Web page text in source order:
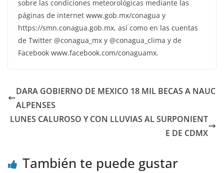
sobre las condiciones meteorológicas mediante las
páginas de internet www.gob.mx/conagua y
https://smn.conagua.gob.mx, así como en las cuentas
de Twitter @conagua_mx y @conagua_clima y de
Facebook www.facebook.com/conaguamx.
DARA GOBIERNO DE MEXICO 18 MIL BECAS A NAUC
ALPENSES
LUNES CALUROSO Y CON LLUVIAS AL SURPONIENT
E DE CDMX
También te puede gustar